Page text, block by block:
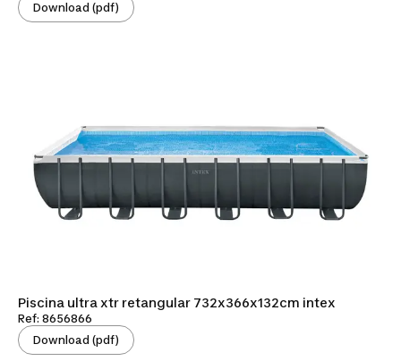
Download (pdf)
Piscina ultra xtr retangular 732x366x132cm intex
Ref: 8656866
Download (pdf)